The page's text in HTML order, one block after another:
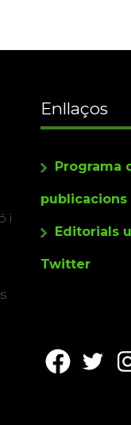
i
Enllaços
Programa
publicacions
Editorials
Twitter